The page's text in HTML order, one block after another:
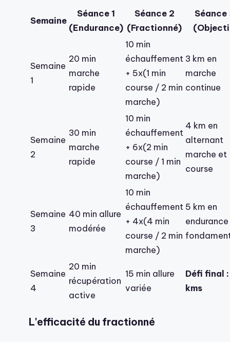
Semaine
Séance 1
(Endurance)
Séance 2
(Fractionné)
Séance
Semaine
1
20 min
marche
rapide
10 min
échauffement
+ 5x(1 min
course / 2 min
marche)
3 km en
marche
continue
Semaine
2
30 min
marche
rapide
10 min
échauffement
+ 6x(2 min
course / 1 min
marche)
4 km en
alternant
marche et
course
Semaine
3
40 min allure
modérée
10 min
échauffement
+ 4x(4 min
course / 2 min
marche)
5 km en
endurance
Semaine
4
20 min
récupération
active
15 min allure
variée
Défi final
kms
L'efficacité du fractionné